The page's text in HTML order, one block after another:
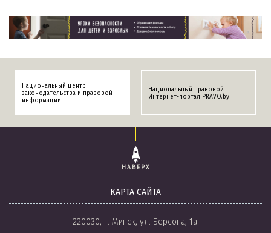
Национальный центр
законодательства и правовой
информации
Национальный правовой
Интернет-портал PRAVO.by
НАВЕРХ
КАРТА САЙТА
220030, г. Минск, ул. Берсона, 1а.